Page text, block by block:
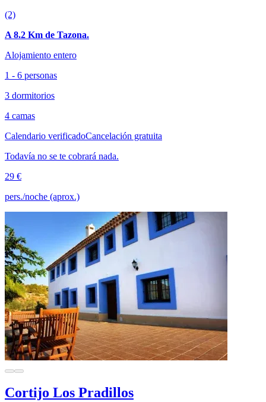
(2)
A 8.2 Km de Tazona.
Alojamiento entero
1 - 6 personas
3 dormitorios
4 camas
Calendario verificadoCancelación gratuita
Todavía no se te cobrará nada.
29 €
pers./noche (aprox.)
Cortijo Los Pradillos